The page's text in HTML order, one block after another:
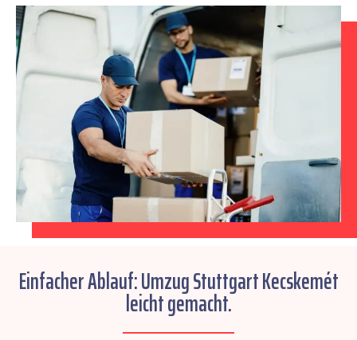
Einfacher Ablauf: Umzug Stuttgart Kecskemét
leicht gemacht.